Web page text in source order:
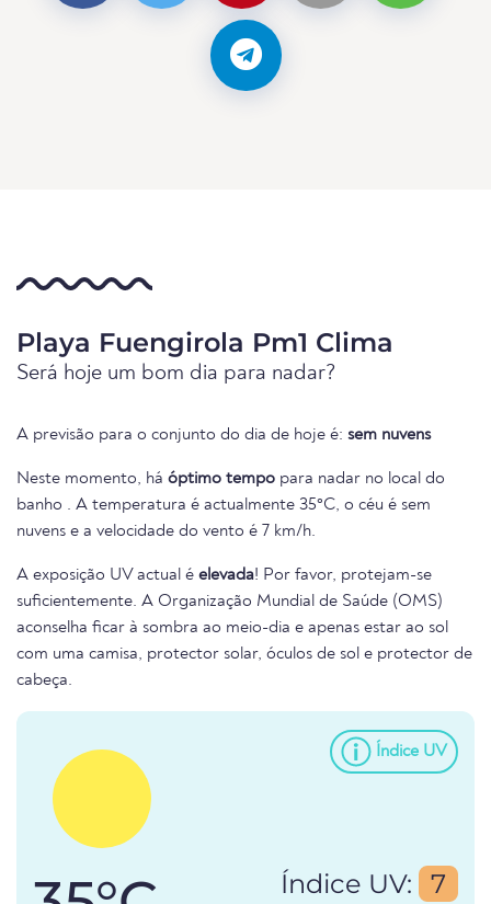
Playa Fuengirola Pm1 Clima
Será hoje um bom dia para nadar?
A previsão para o conjunto do dia de hoje é: sem nuvens
Neste momento, há óptimo tempo para nadar no local do
banho . A temperatura é actualmente 35°C, o céu é sem
nuvens e a velocidade do vento é 7 km/h.
A exposição UV actual é elevada! Por favor, protejam-se
suficientemente. A Organização Mundial de Saúde (OMS)
aconselha ficar à sombra ao meio-dia e apenas estar ao sol
com uma camisa, protector solar, óculos de sol e protector de
cabeça.
Índice UV
Índice UV: 7